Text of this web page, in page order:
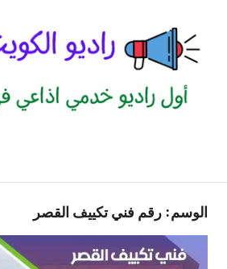
المحتوى
الكويت
للاعلانات
بالكويت
الوسم: رقم فني تكييف القصر